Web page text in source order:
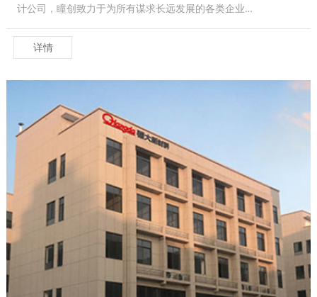
计公司，瞳创致力于为所有谋求长远发展的各类企业…
详情